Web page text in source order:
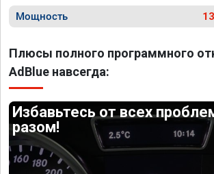
Мощность
Плюсы полного программного
AdBlue навсегда:
Избавьтесь от всех
разом!